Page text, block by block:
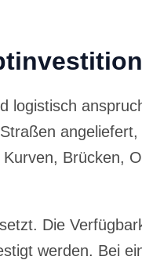
Brücken,
Die
werden. Bei